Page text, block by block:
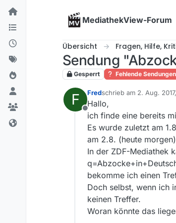
Skip to content
MediathekView-Forum
Übersicht Fragen, Hilfe,
Sendung
Gesperrt Fehlende Sendungen
F
Offline
Fredschrieb am 2. Aug.
zuletzt editiert von
Hallo,
ich finde eine bereits
Es wurde zuletzt am
am 2.8. (heute
In der ZDF-Mediathek
bekomme ich einen
Doch selbst, wenn ich
keinen Treffer.
Woran könnte das